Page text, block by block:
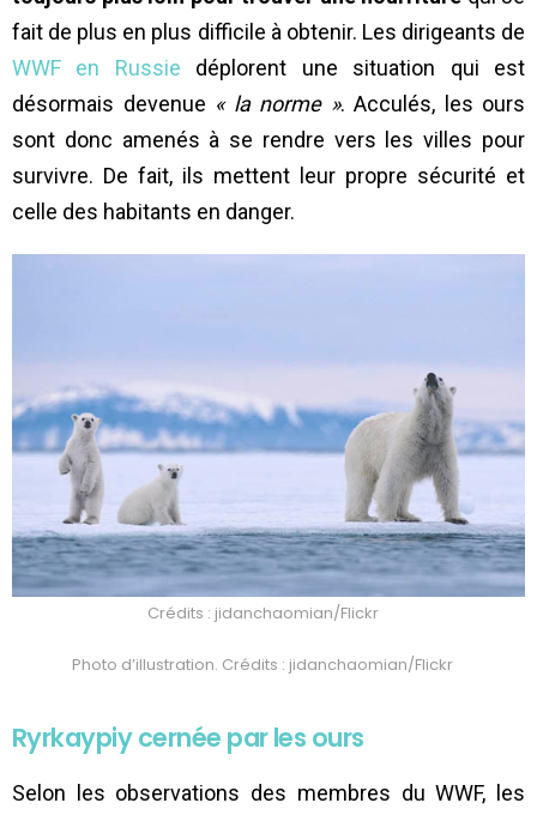
fait de plus en plus difficile à obtenir. Les dirigeants de
WWF en Russie déplorent une situation qui est
désormais devenue « la norme ». Acculés, les ours
sont donc amenés à se rendre vers les villes pour
survivre. De fait, ils mettent leur propre sécurité et
celle des habitants en danger.
Crédits : jidanchaomian/Flickr
Photo d’illustration. Crédits : jidanchaomian/Flickr
Ryrkaypiy cernée par les ours
Selon les observations des membres du WWF, les